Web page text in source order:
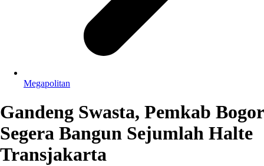
Megapolitan
Gandeng Swasta, Pemkab Bogor
Segera Bangun Sejumlah Halte
Transjakarta